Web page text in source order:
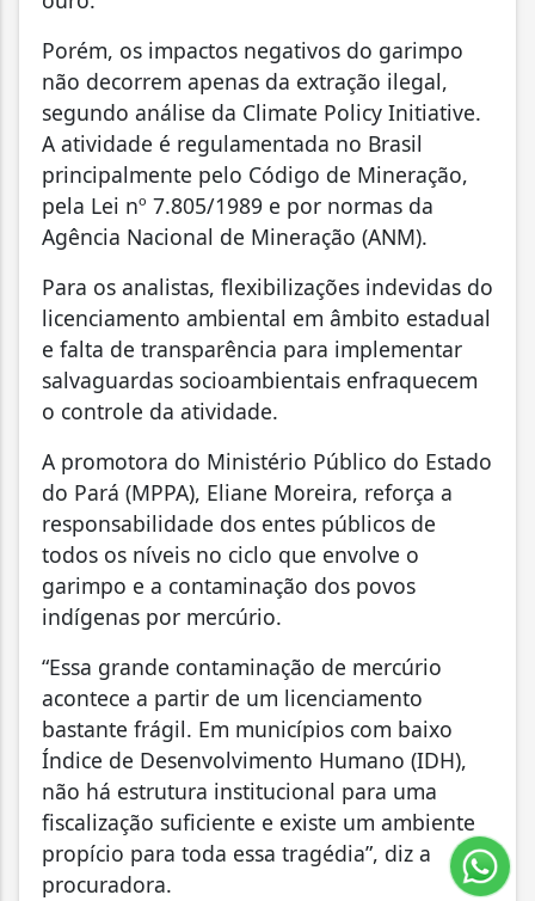
Porém, os impactos negativos do garimpo
não decorrem apenas da extração ilegal,
segundo análise da Climate Policy Initiative.
A atividade é regulamentada no Brasil
principalmente pelo Código de Mineração,
pela Lei nº 7.805/1989 e por normas da
Agência Nacional de Mineração (ANM).
Para os analistas, flexibilizações indevidas do
licenciamento ambiental em âmbito estadual
e falta de transparência para implementar
salvaguardas socioambientais enfraquecem
o controle da atividade.
A promotora do Ministério Público do Estado
do Pará (MPPA), Eliane Moreira, reforça a
responsabilidade dos entes públicos de
todos os níveis no ciclo que envolve o
garimpo e a contaminação dos povos
indígenas por mercúrio.
“Essa grande contaminação de mercúrio
acontece a partir de um licenciamento
bastante frágil. Em municípios com baixo
Índice de Desenvolvimento Humano (IDH),
não há estrutura institucional para uma
fiscalização suficiente e existe um ambiente
propício para toda essa tragédia”, diz a
procuradora.